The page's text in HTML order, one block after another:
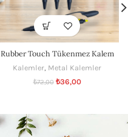
Rubber Touch Tükenmez Kalem
Kalemler, Metal Kalemler
₺72,00 ₺36,00